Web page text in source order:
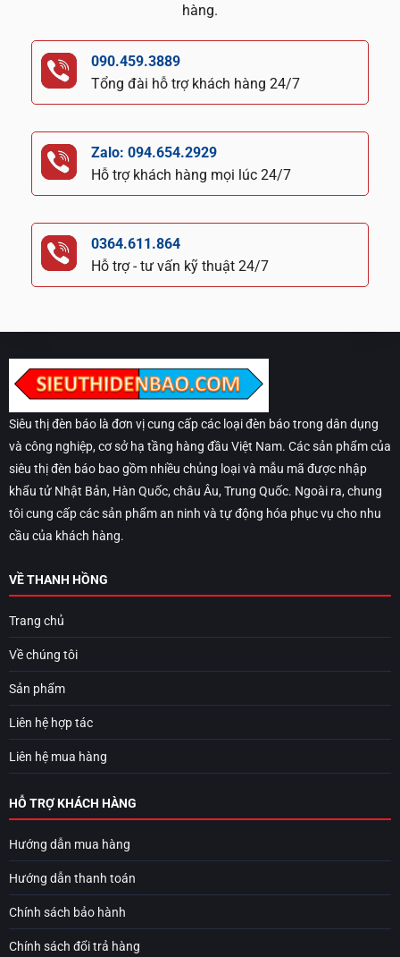
hàng.
090.459.3889
Tổng đài hỗ trợ khách hàng 24/7
Zalo: 094.654.2929
Hỗ trợ khách hàng mọi lúc 24/7
0364.611.864
Hỗ trợ - tư vấn kỹ thuật 24/7
Siêu thị đèn báo là đơn vị cung cấp các loại đèn báo trong dân dụng
và công nghiệp, cơ sở hạ tầng hàng đầu Việt Nam. Các sản phẩm của
siêu thị đèn báo bao gồm nhiều chủng loại và mẫu mã được nhập
khẩu tử Nhật Bản, Hàn Quốc, châu Âu, Trung Quốc. Ngoài ra, chung
tôi cung cấp các sản phẩm an ninh và tự động hóa phục vụ cho nhu
cầu của khách hàng.
VỀ THANH HỒNG
Trang chủ
Về chúng tôi
Sản phẩm
Liên hệ hợp tác
Liên hệ mua hàng
HỖ TRỢ KHÁCH HÀNG
Hướng dẫn mua hàng
Hướng dẫn thanh toán
Chính sách bảo hành
Chính sách đổi trả hàng